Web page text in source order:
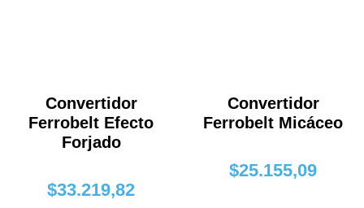
Convertidor
Ferrobelt Efecto
Forjado
$33.219,82
Convertidor
Ferrobelt Micáceo
$25.155,09